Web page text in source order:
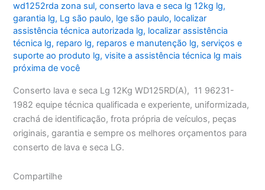
wd1252rda zona sul,conserto lava e seca lg 12kg lg,
garantia lg, Lg são paulo, lge são paulo, localizar
assistência técnica autorizada lg, localizar assistência
técnica lg, reparo lg, reparos e manutenção lg, serviços e
suporte ao produto lg,visite a assistência técnica lg mais
próxima de você
Conserto lava e seca Lg 12Kg WD125RD(A), 11 96231-
1982 equipe técnica qualificada e experiente, uniformizada,
crachá de identificação, frota própria de veículos, peças
originais, garantia e sempre os melhores orçamentos para
conserto de lava e seca LG.
Compartilhe